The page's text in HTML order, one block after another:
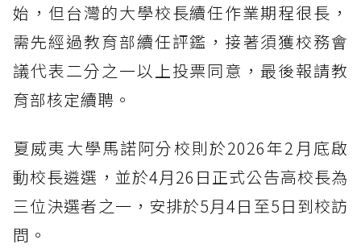
始，但台灣的大學校長續任作業期程很長，
需先經過教育部續任評鑑，接著須獲校務會
議代表二分之一以上投票同意，最後報請教
育部核定續聘。
夏威夷大學馬諾阿分校則於2026年2月底啟
動校長遴選，並於4月26日正式公告高校長為
三位決選者之一，安排於5月4日至5日到校訪
問。